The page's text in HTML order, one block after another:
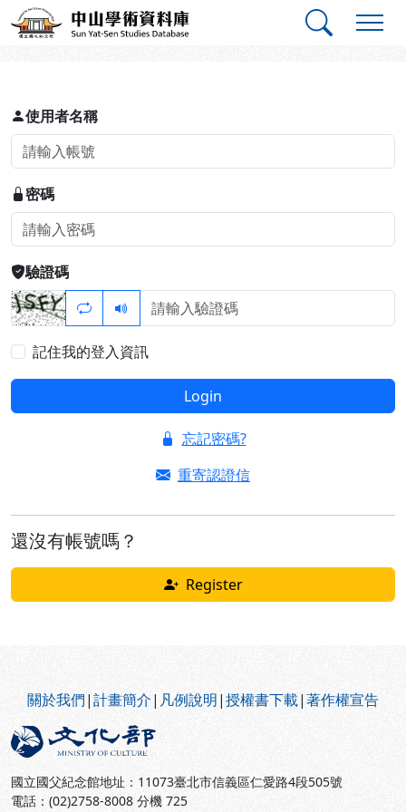
跳到主要內容
中山學術資料庫
登入
使用者名稱
密碼
驗證碼
記住我的登入資訊
Login
忘記密碼?
重寄認證信
還沒有帳號嗎？
Register
關於我們|計畫簡介| 凡例說明|授權書下載|著作權宣告
國立國父紀念館地址：11073臺北市信義區仁愛路4段505號
電話：(02)2758-8008 分機 725